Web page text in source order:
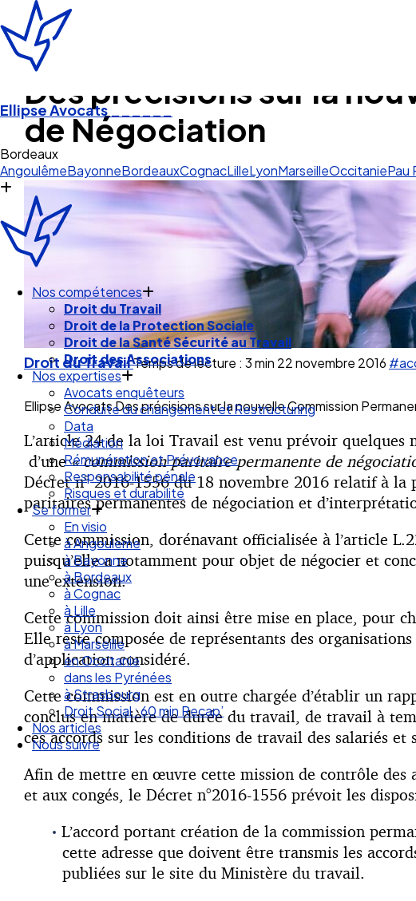
Ellipse Avocats ______
Cog
AngoulêmeBayonneBordeauxCognacLilleLyonMarseilleOccitaniePau
Nos compétences
Droit du Travail
Droit de la Protection Sociale
Droit de la Santé Sécurité au Travail
Droit des Associations
Nos expertises
Avocats enquêteurs
Conduite du changement et Restructuring
Data
Médiation
Rémunération et Prévoyance
Responsabilité pénale
Risques et durabilité
Se former
En visio
à Angouleme
à Bayonne
à Bordeaux
à Cognac
à Lille
à Lyon
à Marseille
en Occitanie
dans les Pyrénées
à Strasbourg
Droit Social : 60 min Recap’
Nos articles
Nous suivre
Des précisions sur la
de Négociation
Droit du TravailTemps de lecture : 3 min 22 novembre 2016
Ellipse Avocats Des précisions sur la nouvelle Commission
L’article 24 de la loi Travail est venu prévoir quelques
d’une« commission paritaire permanente de
Décret n° 2016-1556 du 18 novembre 2016 relatif à la
paritaires permanentes de négociation et
Cette commission, dorénavant officialisée à l’article
puisqu’elle a notamment pour objet de négocier et
une extension.
Cette commission doit ainsi être mise en place, pour
Elle reste composée de représentants des
d’application considéré.
Cette commission est en outre chargée d’établir un
conclus en matière de durée du travail, de travail à
ces accords sur les conditions de travail des salariés
Afin de mettre en œuvre cette mission de contrôle
et aux congés, le Décret n°2016-1556 prévoit les
L’accord portant création de la commission
cette adresse que doivent être transmis les
publiées sur le site du Ministère du travail.